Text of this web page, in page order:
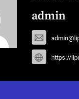
admin
https://